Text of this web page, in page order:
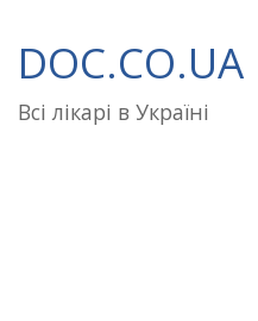
до
вмісту
DOC.CO.UA
Всі лікарі в Україні